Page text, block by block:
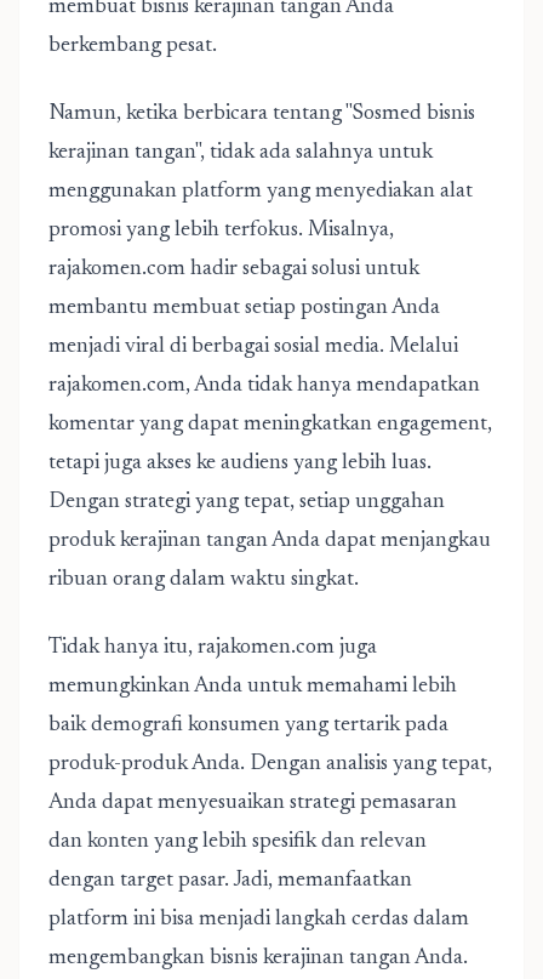
membuat bisnis kerajinan tangan Anda
berkembang pesat.
Namun, ketika berbicara tentang "Sosmed bisnis
kerajinan tangan", tidak ada salahnya untuk
menggunakan platform yang menyediakan alat
promosi yang lebih terfokus. Misalnya,
rajakomen.com hadir sebagai solusi untuk
membantu membuat setiap postingan Anda
menjadi viral di berbagai sosial media. Melalui
rajakomen.com, Anda tidak hanya mendapatkan
komentar yang dapat meningkatkan engagement,
tetapi juga akses ke audiens yang lebih luas.
Dengan strategi yang tepat, setiap unggahan
produk kerajinan tangan Anda dapat menjangkau
ribuan orang dalam waktu singkat.
Tidak hanya itu, rajakomen.com juga
memungkinkan Anda untuk memahami lebih
baik demografi konsumen yang tertarik pada
produk-produk Anda. Dengan analisis yang tepat,
Anda dapat menyesuaikan strategi pemasaran
dan konten yang lebih spesifik dan relevan
dengan target pasar. Jadi, memanfaatkan
platform ini bisa menjadi langkah cerdas dalam
mengembangkan bisnis kerajinan tangan Anda.